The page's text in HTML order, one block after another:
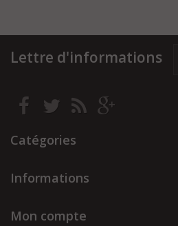
Lettre d'informations
Catégories
Informations
Mon compte